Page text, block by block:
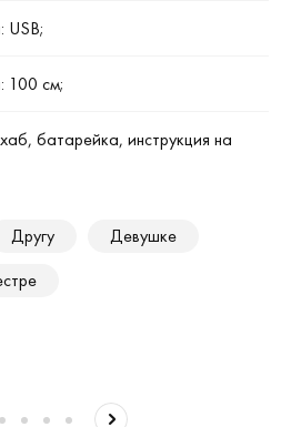
USB;
100 см;
батарейка, инструкция на
Другу
Девушке